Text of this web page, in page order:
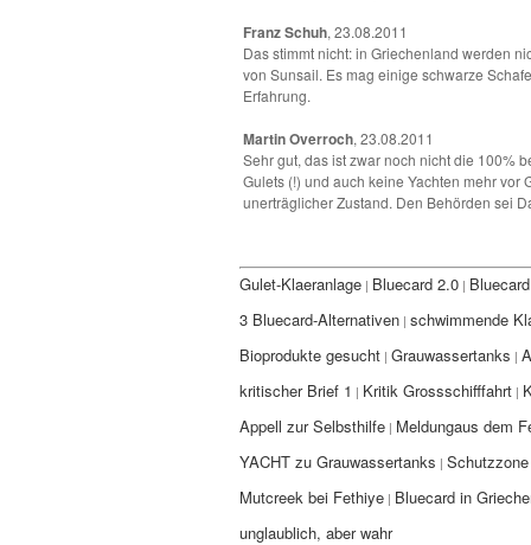
Franz Schuh, 23.08.2011
Das stimmt nicht: in Griechenland werden
von Sunsail. Es mag einige schwarze
Erfahrung.
Martin Overroch, 23.08.2011
Sehr gut, das ist zwar noch nicht die 100%
Gulets (!) und auch keine Yachten mehr
unerträglicher Zustand. Den Behörden sei
Gulet-Klaeranlage| Bluecard 2.0|
3 Bluecard-Alternativen| schwimmende
Bioprodukte gesucht| Grauwassertanks |
kritischer Brief 1 | Kritik Grossschifffahrt|
Appell zur Selbsthilfe| Meldungaus dem
YACHT zu Grauwassertanks |
Mutcreek bei Fethiye| Bluecard in
unglaublich, aber wahr